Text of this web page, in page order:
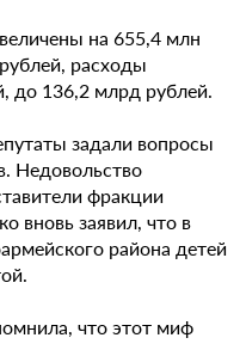
на 655,4 млн
расходы
до 136,2 млрд рублей.
задали вопросы
Недовольство
фракции
вновь заявил, что в
района детей
что этот миф